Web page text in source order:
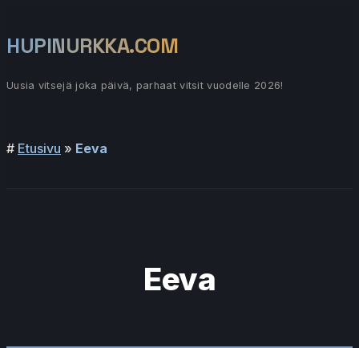
sisältöön
HUPINURKKA.COM
Uusia vitsejä joka päivä, parhaat vitsit vuodelle 2026!
# Etusivu » Eeva
Eeva